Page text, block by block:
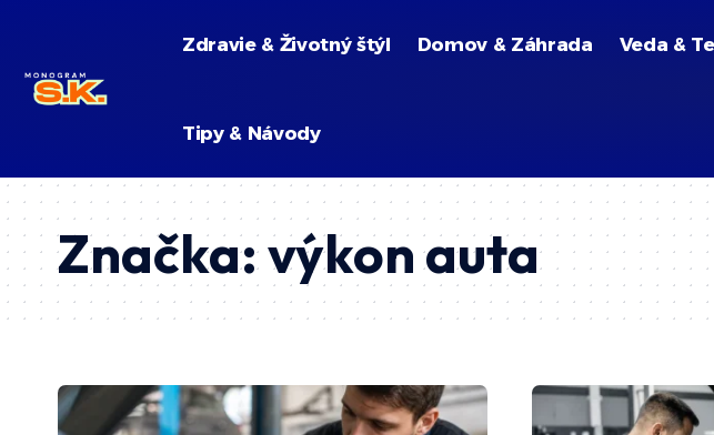
Zdravie & Životný štýl Domov & Záhrada Veda &
Tipy & Návody
Značka:výkon auta